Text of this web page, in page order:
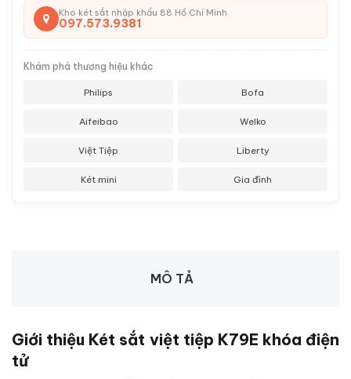
Kho két sắt nhập khẩu 88 Hồ Chí Minh
097.573.9381
Khám phá thương hiệu khác
Philips Bofa
Aifeibao Welko
Việt Tiệp Liberty
Két mini Gia đình
MÔ TẢ
Giới thiệu Két sắt việt tiệp K79E khóa điện
tử